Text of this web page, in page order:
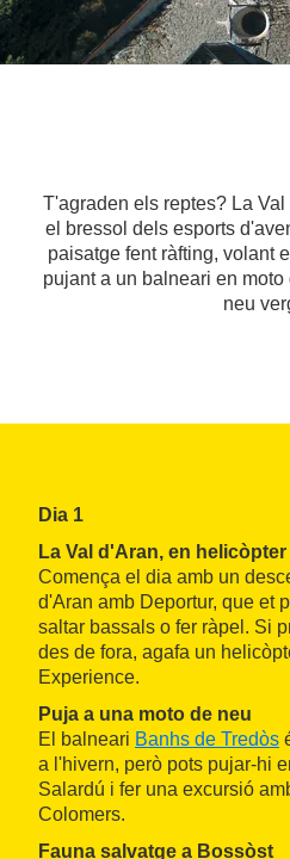
T'agraden els reptes? La
el bressol dels esports
paisatge fent ràfting, volant
pujant a un balneari en
neu
Dia 1
La Val d'Aran, en helicòpter
Comença el dia amb un
d'Aran amb Deportur, que et
saltar bassals o fer ràpel. Si
des de fora, agafa un
Experience.
Puja a una moto de neu
El balneari Banhs de Tredòs
a l'hivern, però pots pujar-hi
Salardú i fer una excursió
Colomers.
Fauna salvatge a Bossòst